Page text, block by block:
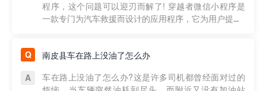
程序，这个问题可以迎刃而解了! 穿越者微信小程序是
一款专门为汽车救援而设计的应用程序，它为用户提...
南皮县车在路上没油了怎么办
车在路上没油了怎么办?这是许多司机都曾经面对过的